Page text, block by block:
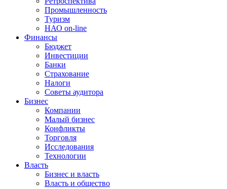
Промышленность
Туризм
НАО on-line
Финансы
Бюджет
Инвестиции
Банки
Страхование
Налоги
Советы аудитора
Бизнес
Компании
Малый бизнес
Конфликты
Торговля
Исследования
Технологии
Власть
Бизнес и власть
Власть и общество